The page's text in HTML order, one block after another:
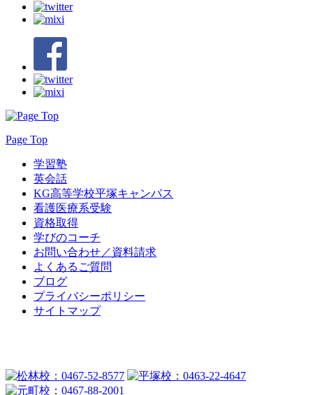
Page Top
学習塾
英会話
KG高等学校平塚キャンパス
看護医療系受験
資格取得
学びのコーチ
お問い合わせ／資料請求
よくあるご質問
ブログ
プライバシーポリシー
サイトマップ